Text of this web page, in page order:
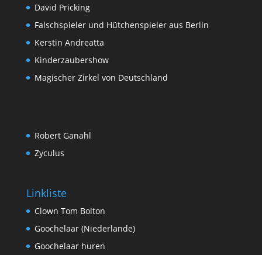
David Pricking
Falschspieler und Hütchenspieler aus Berlin
Kerstin Andreatta
Kinderzaubershow
Magischer Zirkel von Deutschland
Robert Ganahl
Zyculus
Linkliste
Clown Tom Bolton
Goochelaar (Niederlande)
Goochelaar huren